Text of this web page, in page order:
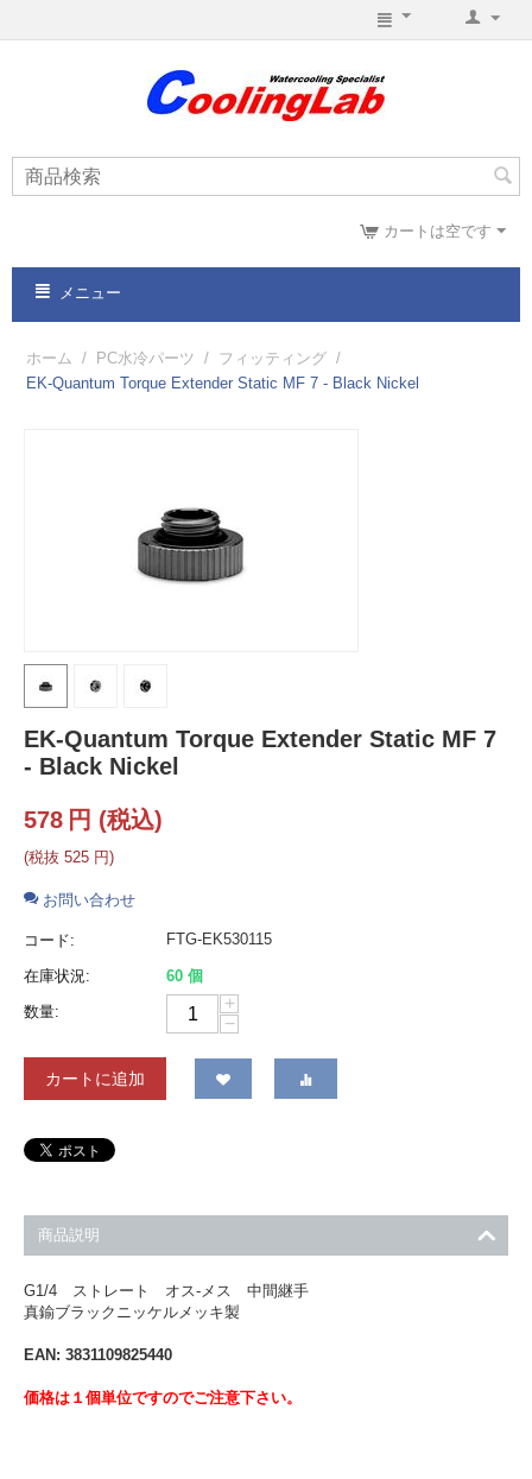
カートは空です
メニュー
ホーム / PC水冷パーツ / フィッティング /
EK-Quantum Torque Extender Static MF 7 - Black Nickel
EK-Quantum Torque Extender Static MF 7
- Black Nickel
578 円 (税込)
(税抜 525 円)
お問い合わせ
コード: FTG-EK530115
在庫状況:
60 個
数量:
+
−
カートに追加
商品説明
G1/4 ストレート オス-メス 中間継手
真鍮ブラックニッケルメッキ製
EAN: 3831109825440
価格は１個単位ですのでご注意下さい。